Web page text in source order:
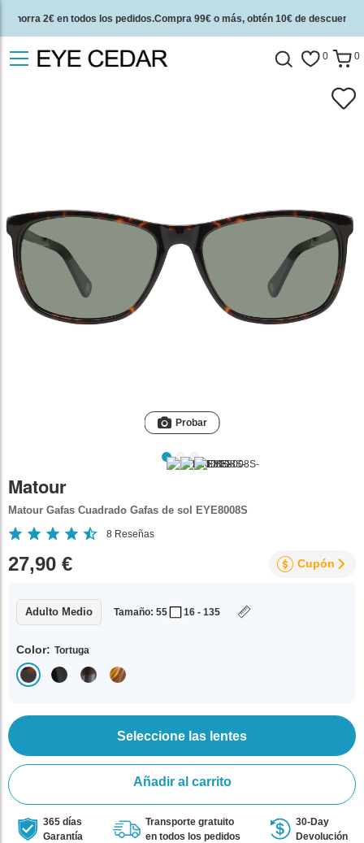
Ahorra 2€ en todos los pedidos.Compra 99€ o más, obtén 10€ de descuento.
2 años de garantía de calidad y 30 días de garantía de devolución del dinero.
0 0
Probar
Matour
Matour Gafas Cuadrado Gafas de sol EYE8008S
8 Reseñas
27,90 € Cupón
Adulto Medio Tamaño: 55 16 - 135
Color: Tortuga
Seleccione las lentes
Añadir al carrito
365 días
Garantía
Transporte gratuito
en todos los pedidos
30-Day
Devolución